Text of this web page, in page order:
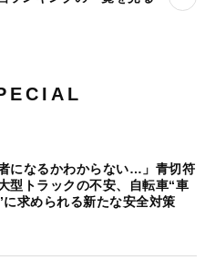
者になるかわからない…」青切符
型トラックの不安、自転車“車
に求められる新たな安全対策